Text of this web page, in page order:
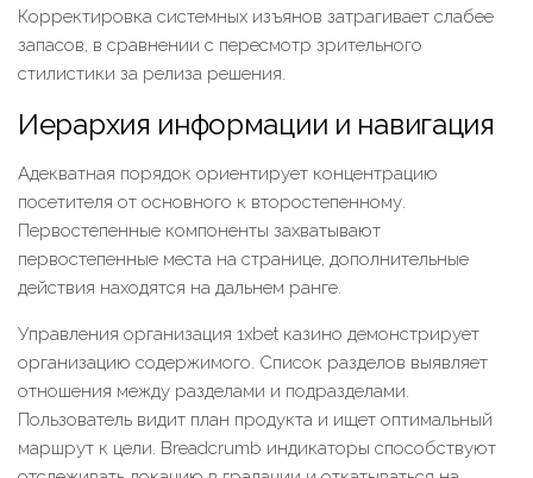
Корректировка системных изъянов затрагивает слабее
запасов, в сравнении с пересмотр зрительного
стилистики за релиза решения.
Иерархия информации и навигация
Адекватная порядок ориентирует концентрацию
посетителя от основного к второстепенному.
Первостепенные компоненты захватывают
первостепенные места на странице, дополнительные
действия находятся на дальнем ранге.
Управления организация 1xbet казино демонстрирует
организацию содержимого. Список разделов выявляет
отношения между разделами и подразделами.
Пользователь видит план продукта и ищет оптимальный
маршрут к цели. Breadcrumb индикаторы способствуют